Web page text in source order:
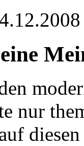
nur